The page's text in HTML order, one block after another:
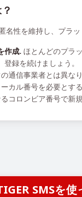
性を維持し、プラ
作成. ほとんどのプラ
録を続けましょう。
通信事業者とは異な
カル番号を必要とす
コロンビア番号で新
SMSを